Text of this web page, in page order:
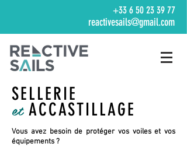
+33 6 50 23 39 77
reactivesails@gmail.com
SELLERIE
et ACCASTILLAGE
Vous avez besoin de protéger vos voiles et vos
équipements ?